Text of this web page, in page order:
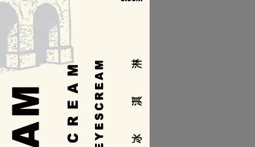
、草莓、橙、咖啡、芝麻